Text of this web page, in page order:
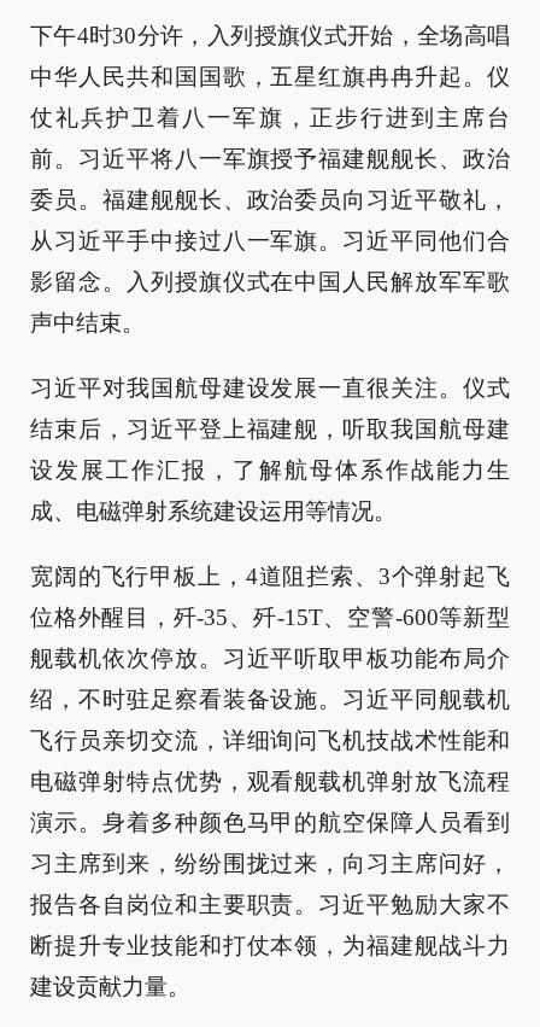
下午4时30分许，入列授旗仪式开始，全场高唱
中华人民共和国国歌，五星红旗冉冉升起。仪
仗礼兵护卫着八一军旗，正步行进到主席台
前。习近平将八一军旗授予福建舰舰长、政治
委员。福建舰舰长、政治委员向习近平敬礼，
从习近平手中接过八一军旗。习近平同他们合
影留念。入列授旗仪式在中国人民解放军军歌
声中结束。
习近平对我国航母建设发展一直很关注。仪式
结束后，习近平登上福建舰，听取我国航母建
设发展工作汇报，了解航母体系作战能力生
成、电磁弹射系统建设运用等情况。
宽阔的飞行甲板上，4道阻拦索、3个弹射起飞
位格外醒目，歼-35、歼-15T、空警-600等新型
舰载机依次停放。习近平听取甲板功能布局介
绍，不时驻足察看装备设施。习近平同舰载机
飞行员亲切交流，详细询问飞机技战术性能和
电磁弹射特点优势，观看舰载机弹射放飞流程
演示。身着多种颜色马甲的航空保障人员看到
习主席到来，纷纷围拢过来，向习主席问好，
报告各自岗位和主要职责。习近平勉励大家不
断提升专业技能和打仗本领，为福建舰战斗力
建设贡献力量。